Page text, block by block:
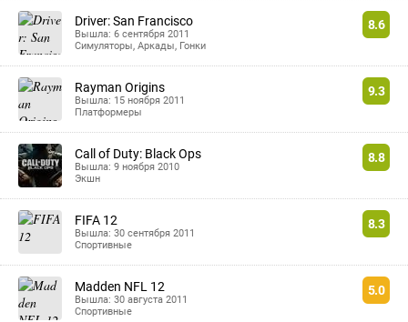
Driver: San Francisco
Вышла: 6 сентября 2011
Симуляторы, Аркады, Гонки
8.6
Rayman Origins
Вышла: 15 ноября 2011
Платформеры
9.3
Call of Duty: Black Ops
Вышла: 9 ноября 2010
Экшн
8.8
FIFA 12
Вышла: 30 сентября 2011
Спортивные
8.3
Madden NFL 12
Вышла: 30 августа 2011
Спортивные
5.0